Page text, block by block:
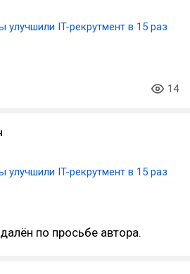
улучшили IT-рекрутмент в 15 раз
14
улучшили IT-рекрутмент в 15 раз
по просьбе автора.